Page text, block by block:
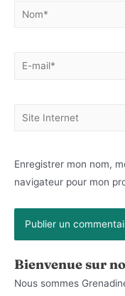
Nom*
E-
Site
Enregistrer mon nom,
navigateur pour mon
Bienvenue sur
Nous sommes